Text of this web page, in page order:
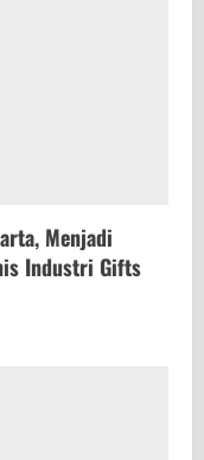
Menjadi
Industri Gifts